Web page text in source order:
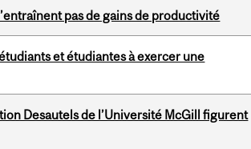
pas de gains de productivité
et étudiantes à exercer une
Desautels de l’Université McGill figurent